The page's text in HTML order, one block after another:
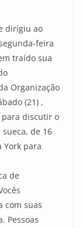
dirigiu ao
feira
traído sua
Organização
(21) ,
para discutir o
de 16
York para
de
com suas
Pessoas